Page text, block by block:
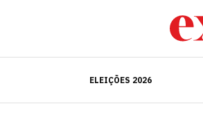
ELEIÇÕES 2026